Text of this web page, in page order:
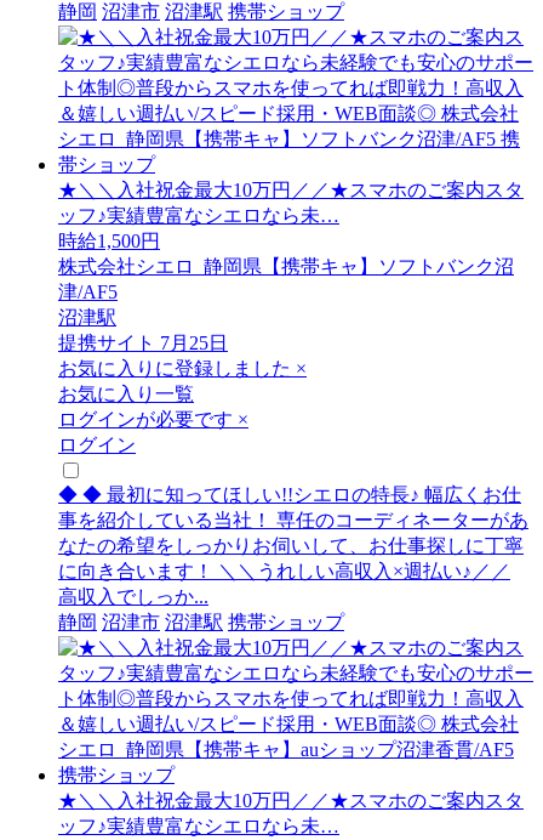
静岡 沼津市 沼津駅 携帯ショップ
★＼＼入社祝金最大10万円／／★スマホのご案内スタ
ッフ♪実績豊富なシエロなら未…
時給1,500円
株式会社シエロ_静岡県【携帯キャ】ソフトバンク沼
津/AF5
沼津駅
提携サイト 7月25日
お気に入りに登録しました ×
お気に入り一覧
ログインが必要です ×
ログイン
◆ ◆ 最初に知ってほしい!!シエロの特長♪ 幅広くお仕
事を紹介している当社！ 専任のコーディネーターがあ
なたの希望をしっかりお伺いして、お仕事探しに丁寧
に向き合います！ ＼＼うれしい高収入×週払い♪／／
高収入でしっか...
静岡 沼津市 沼津駅 携帯ショップ
★＼＼入社祝金最大10万円／／★スマホのご案内スタ
ッフ♪実績豊富なシエロなら未…